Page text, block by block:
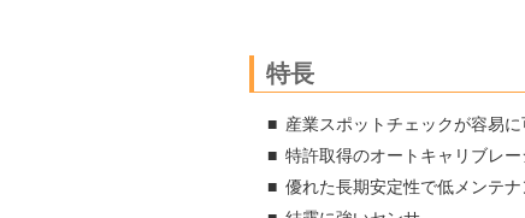
特長
産業スポットチェックが容易
特許取得のオートキャリブレ
優れた長期安定性で低メンテ